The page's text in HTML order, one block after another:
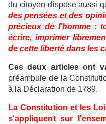
du citoyen dispose aussi
des pensées et des
précieux de l'homme :
écrire, imprimer
de cette liberté dans les
Ces deux articles ont
préambule de la
à la Déclaration de 1789.
La Constitution et les
s'appliquent sur